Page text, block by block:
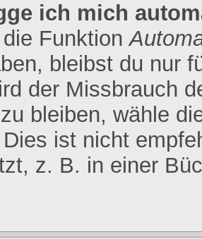
ich mich
Funktion
bleibst du nur
der Missbrauch
bleiben, wähle
ist nicht
z. B. in einer